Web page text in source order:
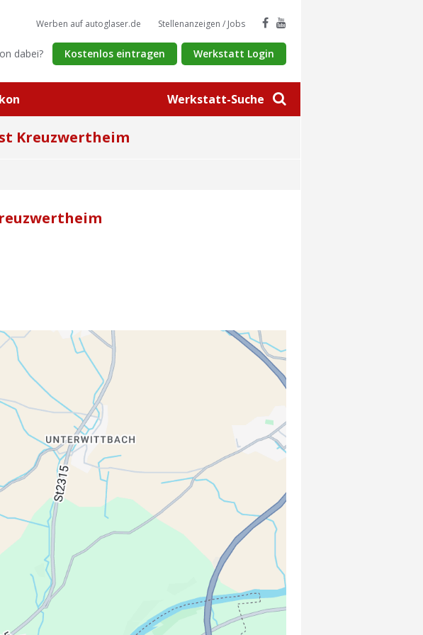
Werkstatt-Suche
Werben auf autoglaser.de Stellenanzeigen / Jobs
dabei? Kostenlos eintragen Werkstatt Login
Kreuzwertheim